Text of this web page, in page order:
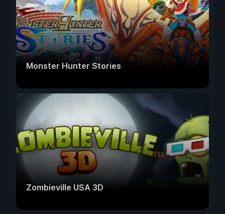
Monster Hunter Stories
Zombieville USA 3D